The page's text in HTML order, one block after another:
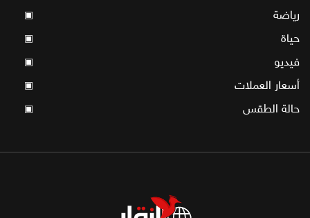
رياضة ▣
حياة ▣
فيديو ▣
أسعار العملات ▣
حالة الطقس ▣